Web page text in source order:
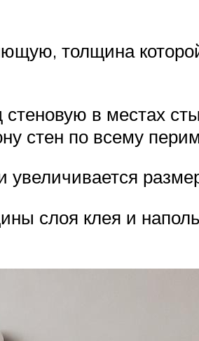
толщина
в местах
стен по всему
увеличивается
слоя клея и